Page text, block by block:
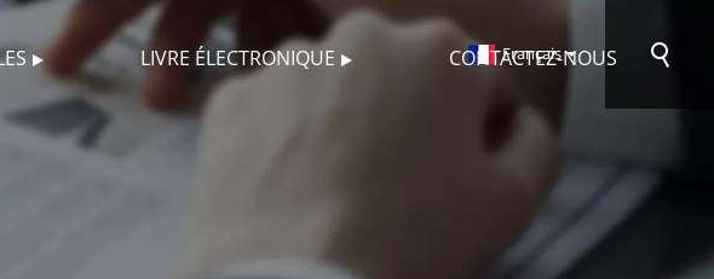
LIVRE ÉLECTRONIQUE CONTACTEZ-NOUS
Français